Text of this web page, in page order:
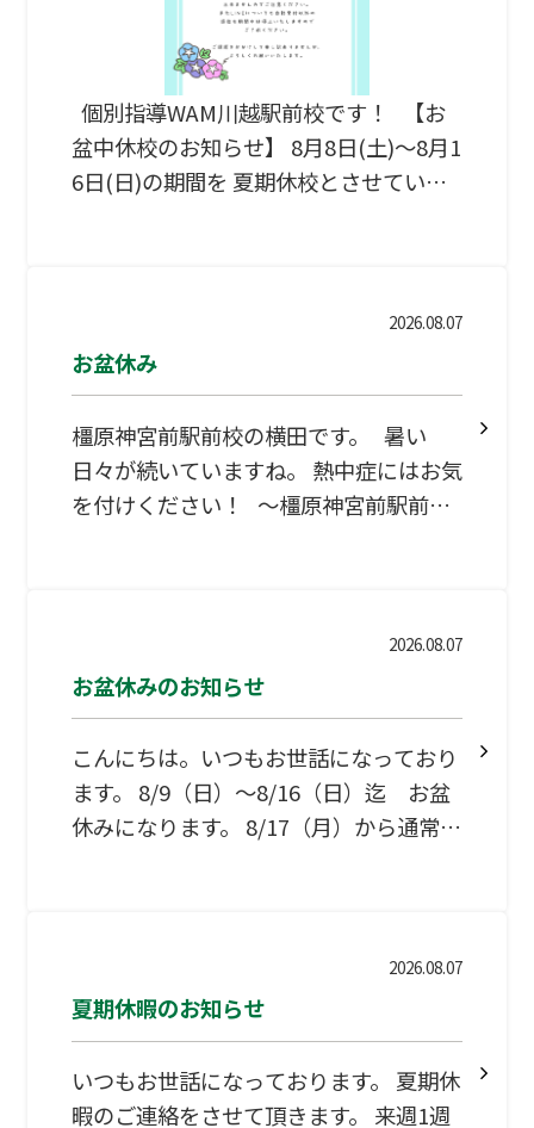
個別指導WAM川越駅前校です！ 【お
盆中休校のお知らせ】 8月8日(土)～8月1
6日(日)の期間を 夏期休校とさせていた
信も期間中は停止いたしますので ご了承
ください。 8/17(月)より通常通り12:30
～の開校となります。 皆様にはご迷惑
をお掛けしますが何卒よろしくお願いい
たします。 ↓【各校舎・合格実績】は
コチラ↓ 【2025年度受験結果】合格・
2026.08.07
お盆休み
橿原神宮前駅前校の横田です。 暑い
日々が続いていますね。 熱中症にはお気
を付けください！ ～橿原神宮前駅前校
知おきください！ お盆明けは8/17
（月）9：00～開校となっております！
2026.08.07
お盆休みのお知らせ
こんにちは。いつもお世話になっており
ます。 8/9（日）～8/16（日）迄 お盆
休みになります。 8/17（月）から通常授
2026.08.07
夏期休暇のお知らせ
いつもお世話になっております。 夏期休
暇のご連絡をさせて頂きます。 来週1週